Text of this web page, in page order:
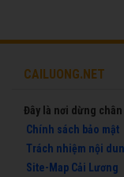
CAILUONG.NET
Đây là nơi dừng
Chính sách bảo mật
Trách nhiệm nội
Site-Map Cải Lương